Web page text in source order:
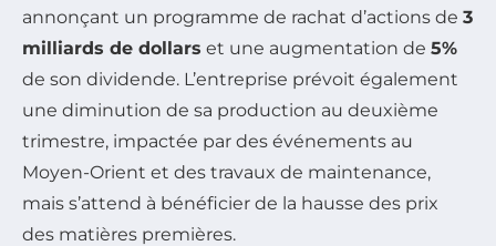
annonçant un programme de rachat d’actions de 3
milliards de dollars et une augmentation de 5%
de son dividende. L’entreprise prévoit également
une diminution de sa production au deuxième
trimestre, impactée par des événements au
Moyen-Orient et des travaux de maintenance,
mais s’attend à bénéficier de la hausse des prix
des matières premières.